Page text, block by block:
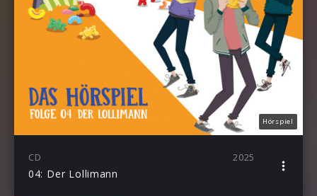
Hörspiel
CD 2025
04: Der Lollimann